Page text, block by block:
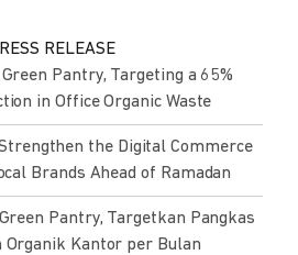
RELEASE
Green Pantry, Targeting a 65%
in Office Organic Waste
the Digital Commerce
Brands Ahead of Ramadan
Pantry, Targetkan Pangkas
Organik Kantor per Bulan